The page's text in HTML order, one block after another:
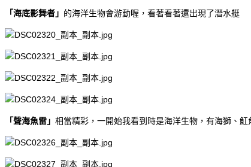
「海底影舞者」 的海洋生物會游動喔，看著看著還出現了潛水艇
「聲海魚雷」 相當精彩，一開始我看到時是海洋生物，有海獅、